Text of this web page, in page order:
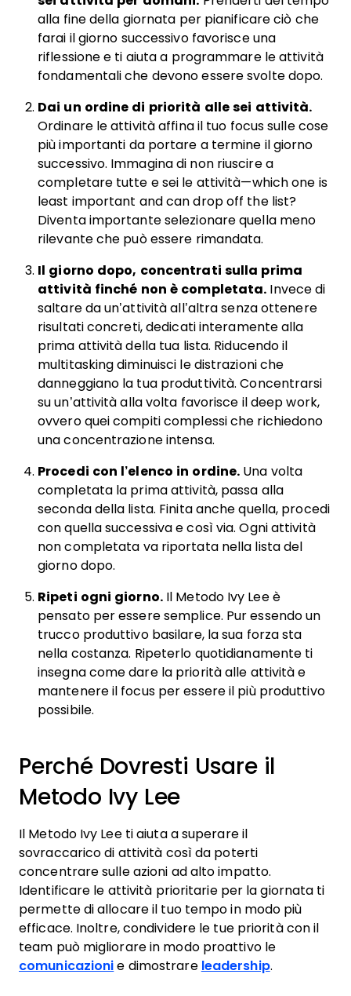
alla fine della giornata per pianificare ciò che
farai il giorno successivo favorisce una
riflessione e ti aiuta a programmare le attività
fondamentali che devono essere svolte dopo.
Dai un ordine di priorità alle sei attività.
Ordinare le attività affina il tuo focus sulle cose
più importanti da portare a termine il giorno
successivo. Immagina di non riuscire a
completare tutte e sei le attività—which one is
least important and can drop off the list?
Diventa importante selezionare quella meno
rilevante che può essere rimandata.
Il giorno dopo, concentrati sulla prima
attività finché non è completata. Invece di
saltare da un’attività all’altra senza ottenere
risultati concreti, dedicati interamente alla
prima attività della tua lista. Riducendo il
multitasking diminuisci le distrazioni che
danneggiano la tua produttività. Concentrarsi
su un’attività alla volta favorisce il deep work,
ovvero quei compiti complessi che richiedono
una concentrazione intensa.
Procedi con l’elenco in ordine. Una volta
completata la prima attività, passa alla
seconda della lista. Finita anche quella, procedi
con quella successiva e così via. Ogni attività
non completata va riportata nella lista del
giorno dopo.
Ripeti ogni giorno. Il Metodo Ivy Lee è
pensato per essere semplice. Pur essendo un
trucco produttivo basilare, la sua forza sta
nella costanza. Ripeterlo quotidianamente ti
insegna come dare la priorità alle attività e
mantenere il focus per essere il più produttivo
possibile.
Perché Dovresti Usare il
Metodo Ivy Lee
Il Metodo Ivy Lee ti aiuta a superare il
sovraccarico di attività così da poterti
concentrare sulle azioni ad alto impatto.
Identificare le attività prioritarie per la giornata ti
permette di allocare il tuo tempo in modo più
efficace. Inoltre, condividere le tue priorità con il
team può migliorare in modo proattivo le
comunicazioni e dimostrare leadership.